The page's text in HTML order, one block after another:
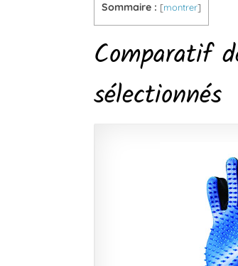
Sommaire : [montrer]
Comparatif
sélectionnés